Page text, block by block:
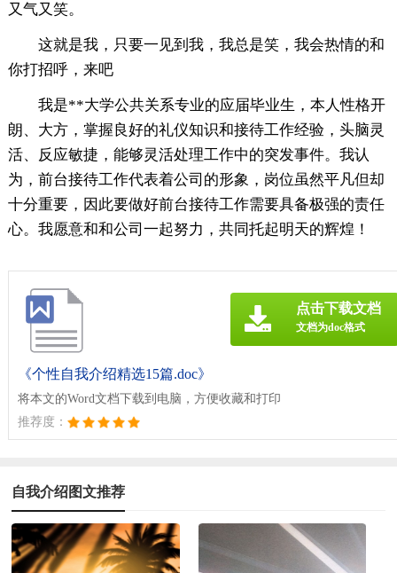
又气又笑。
这就是我，只要一见到我，我总是笑，我会热情的和
你打招呼，来吧
我是**大学公共关系专业的应届毕业生，本人性格开
朗、大方，掌握良好的礼仪知识和接待工作经验，头脑灵
活、反应敏捷，能够灵活处理工作中的突发事件。我认
为，前台接待工作代表着公司的形象，岗位虽然平凡但却
十分重要，因此要做好前台接待工作需要具备极强的责任
心。我愿意和和公司一起努力，共同托起明天的辉煌！
《个性自我介绍精选15篇.doc》
将本文的Word文档下载到电脑，方便收藏和打印
推荐度：
点击下载文档
文档为doc格式
自我介绍图文推荐